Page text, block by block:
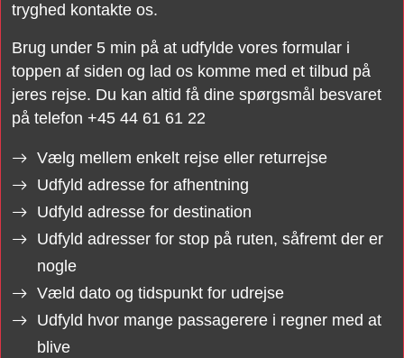
tryghed kontakte os.
Brug under 5 min på at udfylde vores formular i
toppen af siden og lad os komme med et tilbud på
jeres rejse. Du kan altid få dine spørgsmål besvaret
på telefon +45 44 61 61 22
Vælg mellem enkelt rejse eller returrejse
Udfyld adresse for afhentning
Udfyld adresse for destination
Udfyld adresser for stop på ruten, såfremt der er
nogle
Væld dato og tidspunkt for udrejse
Udfyld hvor mange passagerere i regner med at
blive